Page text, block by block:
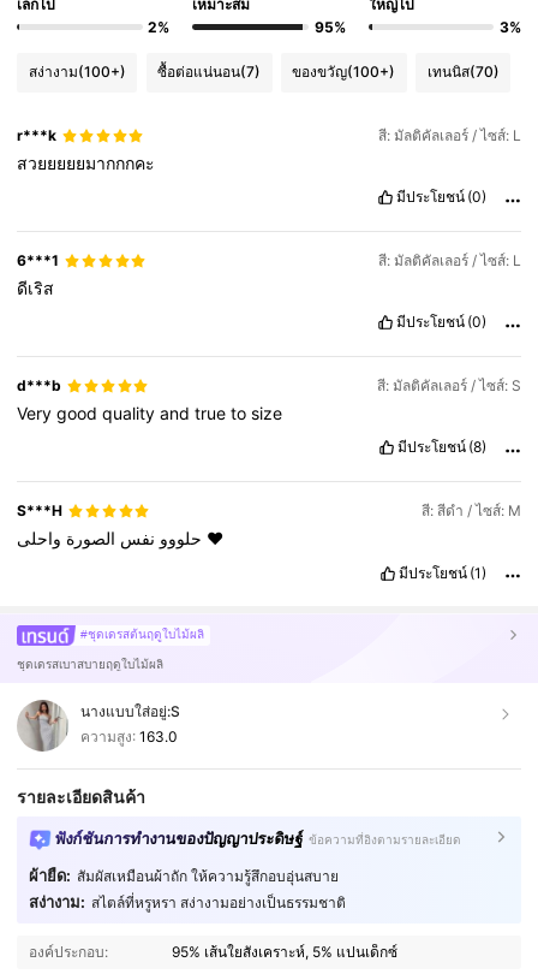
เล็กไป
2%
เหมาะสม
95%
ใหญ่ไป
3%
สง่างาม(100+) ซื้อต่อแน่นอน(7) ของขวัญ(100+) เทนนิส(70)
r***k สี: มัลติคัลเลอร์ / ไซส์: L
สวยยยยยมากกกคะ
มีประโยชน์ (0)
6***1 สี: มัลติคัลเลอร์ / ไซส์: L
ดีเริส
มีประโยชน์ (0)
d***b สี: มัลติคัลเลอร์ / ไซส์: S
Verygoodqualityandtruetosize
มีประโยชน์ (8)
S***H สี: สีดำ / ไซส์: M
حلووو نفس الصورة ❤️
มีประโยชน์ (1)
#ชุดเดรสต้นฤดูใบไม้ผลิ
ชุดเดรสเบาสบายฤดูใบไม้ผลิ
นางแบบใส่อยู่:S
ความสูง: 163.0
รายละเอียดสินค้า
ฟังก์ชันการทำงานของปัญญาประดิษฐ์ ข้อความที่อิงตามรายละเอียด
ผ้ายืด: สัมผัสเหมือนผ้าถัก ให้ความรู้สึกอบอุ่นสบาย
สง่างาม: สไตล์ที่หรูหรา สง่างามอย่างเป็นธรรมชาติ
องค์ประกอบ: 95% เส้นใยสังเคราะห์, 5% แปนเด็กซ์
4.82 181K ผู้ติดตาม